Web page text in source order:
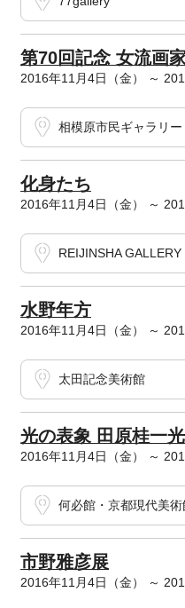
第70回記念 女流画
2016年11月4日（金） ～
相模原市民ギャラリー
化身たち
2016年11月4日（金） ～
REIJINSHA GALLERY
水野年方
2016年11月4日（金） ～
太田記念美術館
光の表象 田原桂一
2016年11月4日（金） ～
何必館・京都現代美術
市野雅彦展
2016年11月4日（金） ～